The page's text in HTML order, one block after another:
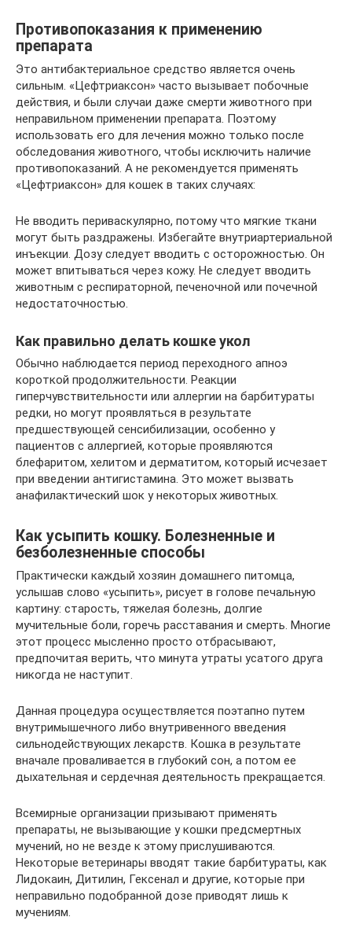
Противопоказания к применению
препарата
Это антибактериальное средство является очень
сильным. «Цефтриаксон» часто вызывает побочные
действия, и были случаи даже смерти животного при
неправильном применении препарата. Поэтому
использовать его для лечения можно только после
обследования животного, чтобы исключить наличие
противопоказаний. А не рекомендуется применять
«Цефтриаксон» для кошек в таких случаях:
Не вводить периваскулярно, потому что мягкие ткани
могут быть раздражены. Избегайте внутриартериальной
инъекции. Дозу следует вводить с осторожностью. Он
может впитываться через кожу. Не следует вводить
животным с респираторной, печеночной или почечной
недостаточностью.
Как правильно делать кошке укол
Обычно наблюдается период переходного апноэ
короткой продолжительности. Реакции
гиперчувствительности или аллергии на барбитураты
редки, но могут проявляться в результате
предшествующей сенсибилизации, особенно у
пациентов с аллергией, которые проявляются
блефаритом, хелитом и дерматитом, который исчезает
при введении антигистамина. Это может вызвать
анафилактический шок у некоторых животных.
Как усыпить кошку. Болезненные и
безболезненные способы
Практически каждый хозяин домашнего питомца,
услышав слово «усыпить», рисует в голове печальную
картину: старость, тяжелая болезнь, долгие
мучительные боли, горечь расставания и смерть. Многие
этот процесс мысленно просто отбрасывают,
предпочитая верить, что минута утраты усатого друга
никогда не наступит.
Данная процедура осуществляется поэтапно путем
внутримышечного либо внутривенного введения
сильнодействующих лекарств. Кошка в результате
вначале проваливается в глубокий сон, а потом ее
дыхательная и сердечная деятельность прекращается.
Всемирные организации призывают применять
препараты, не вызывающие у кошки предсмертных
мучений, но не везде к этому прислушиваются.
Некоторые ветеринары вводят такие барбитураты, как
Лидокаин, Дитилин, Гексенал и другие, которые при
неправильно подобранной дозе приводят лишь к
мучениям.